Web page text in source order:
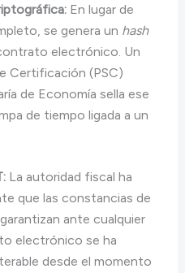
En lugar de
se genera un hash
electrónico. Un
Certificación (PSC)
de Economía sella ese
de tiempo ligada a un
La autoridad fiscal ha
que las constancias de
ante cualquier
electrónico se ha
desde el momento